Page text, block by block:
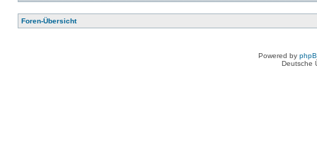
Foren-Übersicht
Powered by
Deutsche